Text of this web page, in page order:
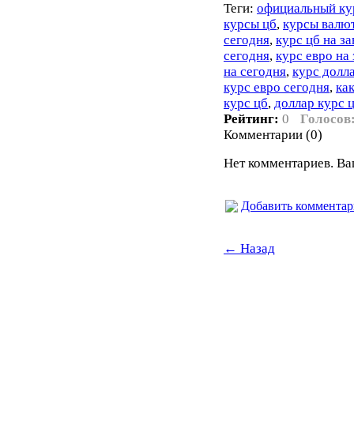
Теги: официальный
курсы цб, курсы
сегодня, курс цб на
сегодня, курс евро на
на сегодня, курс
курс евро сегодня,
курс цб, доллар курс
Рейтинг: 0
Комментарии (0)
Нет комментариев.
Добавить
← Назад